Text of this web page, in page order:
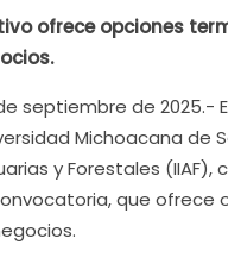
ofrece opciones
septiembre de
Michoacana de
y Forestales
que ofrece